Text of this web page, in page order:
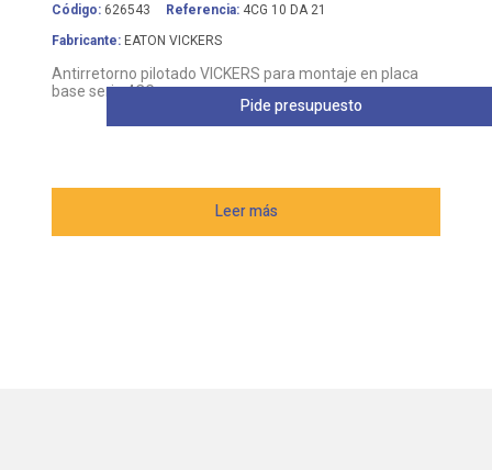
Código: 626543 Referencia: 4CG 10 DA 21
Fabricante: EATON VICKERS
Antirretorno pilotado VICKERS para montaje en placa
base serie 4CG
Leer más
Pide presupuesto